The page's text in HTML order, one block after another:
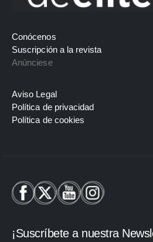
Conócenos
Suscripción a la revista
Anúnciese
Aviso Legal
Política de privacidad
Política de cookies
¡Suscríbete a nuestra